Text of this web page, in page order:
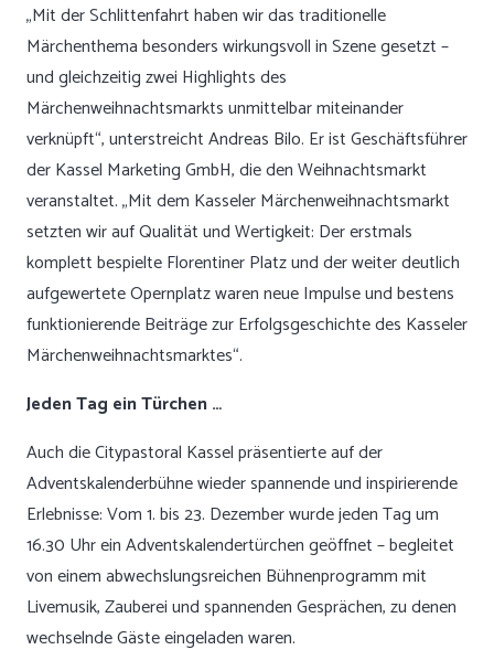
„Mit der Schlittenfahrt haben wir das traditionelle
Märchenthema besonders wirkungsvoll in Szene gesetzt –
und gleichzeitig zwei Highlights des
Märchenweihnachtsmarkts unmittelbar miteinander
verknüpft“, unterstreicht Andreas Bilo. Er ist Geschäftsführer
der Kassel Marketing GmbH, die den Weihnachtsmarkt
veranstaltet. „Mit dem Kasseler Märchenweihnachtsmarkt
setzten wir auf Qualität und Wertigkeit: Der erstmals
komplett bespielte Florentiner Platz und der weiter deutlich
aufgewertete Opernplatz waren neue Impulse und bestens
funktionierende Beiträge zur Erfolgsgeschichte des Kasseler
Märchenweihnachtsmarktes“.
Jeden Tag ein Türchen …
Auch die Citypastoral Kassel präsentierte auf der
Adventskalenderbühne wieder spannende und inspirierende
Erlebnisse: Vom 1. bis 23. Dezember wurde jeden Tag um
16.30 Uhr ein Adventskalendertürchen geöffnet – begleitet
von einem abwechslungsreichen Bühnenprogramm mit
Livemusik, Zauberei und spannenden Gesprächen, zu denen
wechselnde Gäste eingeladen waren.